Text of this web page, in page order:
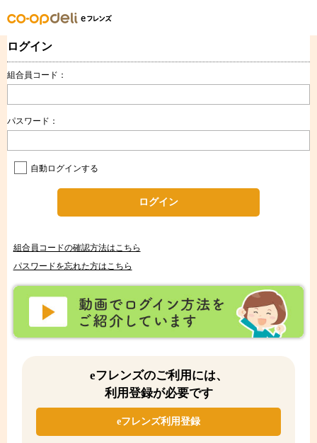
ログイン
組合員コード：
パスワード：
自動ログインする
ログイン
組合員コードの確認方法はこちら
パスワードを忘れた方はこちら
eフレンズのご利用には、
利用登録が必要です
eフレンズ利用登録